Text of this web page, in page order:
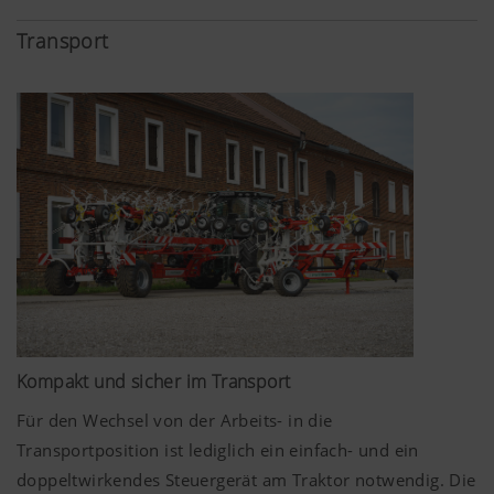
Wir möchten uns ständig hinsichtlich
Nutzerfreundlichkeit und Leistungsfähigkeit
unserer Website verbessern. Daher setzen wir
Analyse-Technologien (auch Cookies) ein,
welche anonym messen und auswerten, welche
Inhalte unserer Website genutzt werden und wie
häufig diese aufgerufen werden.
Zweck des
Cookies
Google
Analyse der
6 Monate
Transport
Kompakt und sicher im Transport
Für den Wechsel von der Arbeits- in die
Transportposition ist lediglich ein einfach- und ein
doppeltwirkendes Steuergerät am Traktor notwendig. Die